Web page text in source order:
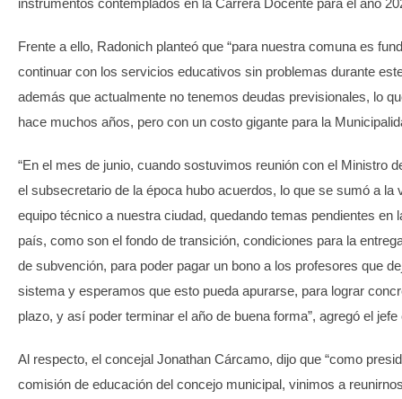
Frente a ello, Radonich planteó que “para nuestra comuna es
continuar con los servicios educativos sin problemas durante
además que actualmente no tenemos deudas previsionales, lo
hace muchos años, pero con un costo gigante para la
“En el mes de junio, cuando sostuvimos reunión con el Ministro
el subsecretario de la época hubo acuerdos, lo que se sumó a la
equipo técnico a nuestra ciudad, quedando temas pendientes en
país, como son el fondo de transición, condiciones para la
de subvención, para poder pagar un bono a los profesores que
sistema y esperamos que esto pueda apurarse, para lograr
plazo, y así poder terminar el año de buena forma”, agregó el
Al respecto, el concejal Jonathan Cárcamo, dijo que “como
comisión de educación del concejo municipal, vinimos a